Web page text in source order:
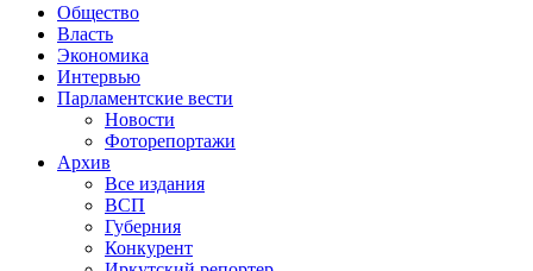
Общество
Власть
Экономика
Интервью
Парламентские вести
Новости
Фоторепортажи
Архив
Все издания
ВСП
Губерния
Конкурент